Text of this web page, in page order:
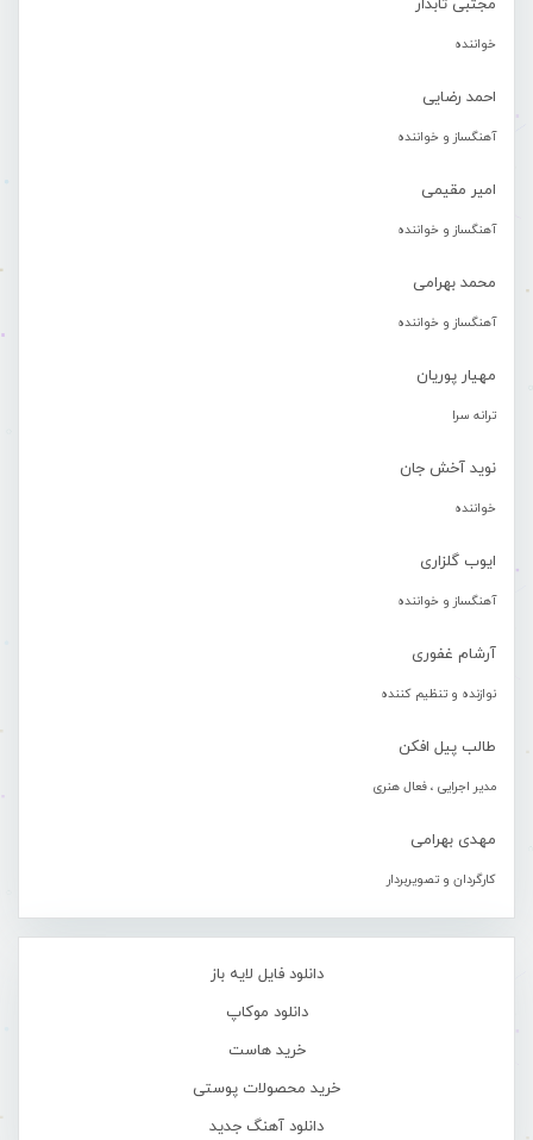
مجتبی تابدار
خواننده
احمد رضایی
آهنگساز و خواننده
امیر مقیمی
آهنگساز و خواننده
محمد بهرامی
آهنگساز و خواننده
مهیار پوریان
ترانه سرا
نوید آخش جان
خواننده
ایوب گلزاری
آهنگساز و خواننده
آرشام غفوری
نوازنده و تنظیم کننده
طالب پیل افکن
مدیر اجرایی ، فعال هنری
مهدی بهرامی
کارگردان و تصویربردار
دانلود فایل لایه باز
دانلود موکاپ
خرید هاست
خرید محصولات پوستی
دانلود آهنگ جدید